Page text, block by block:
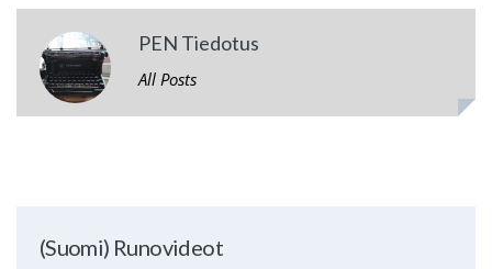
PEN Tiedotus
All Posts
(Suomi) Runovideot